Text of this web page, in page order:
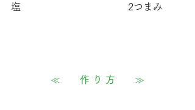
塩　　　　　　　　　　　2つまみ
≪ 作 り 方 ≫